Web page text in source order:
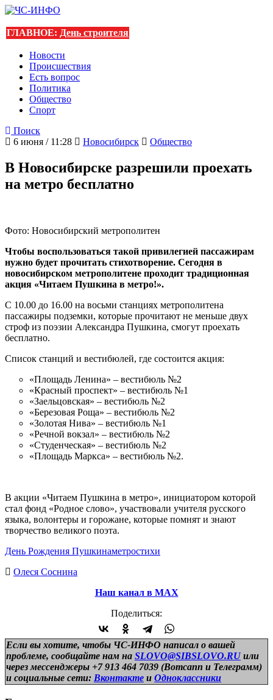
ГЛАВНОЕ: День строителя
Новости
Происшествия
Есть вопрос
Политика
Общество
Спорт
Поиск
6 июня / 11:28
Новосибирск Общество
В Новосибирске разрешили проехать
на метро бесплатно
Фото: Новосибирский метрополитен
Чтобы воспользоваться такой привилегией пассажирам
нужно будет прочитать стихотворение. Сегодня в
новосибирском метрополитене проходит традиционная
акция «Читаем Пушкина в метро!».
С 10.00 до 16.00 на восьми станциях метрополитена
пассажиры подземки, которые прочитают не меньше двух
строф из поэзии Александра Пушкина, смогут проехать
бесплатно.
Список станций и вестибюлей, где состоится акция:
«Площадь Ленина» – вестибюль №2
«Красный проспект» – вестибюль №1
«Заельцовская» – вестибюль №2
«Березовая Роща» – вестибюль №2
«Золотая Нива» – вестибюль №1
«Речной вокзал» – вестибюль №2
«Студенческая» – вестибюль №2
«Площадь Маркса» – вестибюль №2.
В акции «Читаем Пушкина в метро», инициатором которой
стал фонд «Родное слово», участвовали учителя русского
языка, волонтеры и горожане, которые помнят и знают
творчество великого поэта.
День Рождения Пушкинаметростихи
Олеся Соснина
Наш канал в МАХ
Поделиться:
Если вы хотите, чтобы ЧС-ИНФО написал о вашей
проблеме, сообщайте нам на SLOVO@SIBSLOVO.RU или
через мессенджеры +7 913 464 7039 (Вотсапп и Телеграмм)
и социальные сети: Вконтакте и Одноклассники